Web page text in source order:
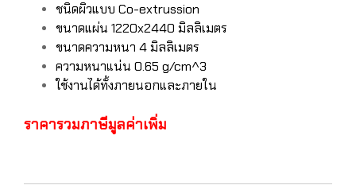
ชนิดผิวแบบ Co-extrussion
ขนาดแผ่น 1220x2440 มิลลิเมตร
ขนาดความหนา 4 มิลลิเมตร
ความหนาแน่น 0.65 g/cm^3
ใช้งานได้ทั้งภายนอกและภายใน
ราคารวมภาษีมูลค่าเพิ่ม